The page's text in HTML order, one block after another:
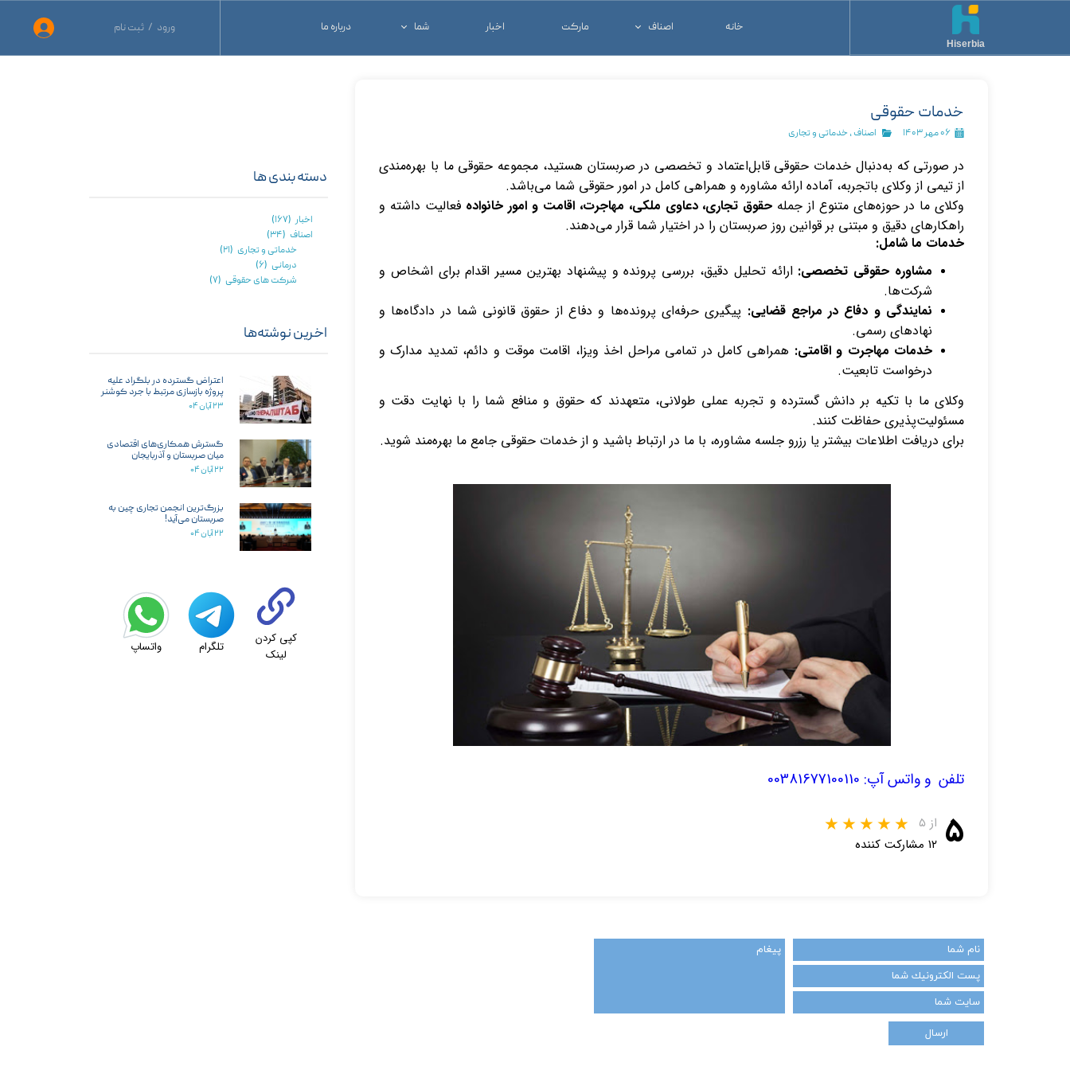
ورود / ثبت نام
حساب کاربری من
خانه اصناف مارکت اخبار شما درباره ما
Hiserbia
خدمات حقوقی
۰۶ مهر ۱۴۰۳ اصناف،خدماتی و تجاری
در صورتی که به‌دنبال خدمات حقوقی قابل‌اعتماد و تخصصی در صربستان هستید، مجموعه حقوقی ما با بهره‌مندی
از تیمی از وکلای باتجربه، آماده ارائه مشاوره و همراهی کامل در امور حقوقی شما می‌باشد.
وکلای ما در حوزه‌های متنوع از جمله حقوق تجاری، دعاوی ملکی، مهاجرت، اقامت و امور خانواده فعالیت داشته و
راهکارهای دقیق و مبتنی بر قوانین روز صربستان را در اختیار شما قرار می‌دهند.
خدمات ما شامل:
مشاوره حقوقی تخصصی: ارائه تحلیل دقیق، بررسی پرونده و پیشنهاد بهترین مسیر اقدام برای اشخاص و
شرکت‌ها.
نمایندگی و دفاع در مراجع قضایی: پیگیری حرفه‌ای پرونده‌ها و دفاع از حقوق قانونی شما در دادگاه‌ها و
نهادهای رسمی.
خدمات مهاجرت و اقامتی: همراهی کامل در تمامی مراحل اخذ ویزا، اقامت موقت و دائم، تمدید مدارک و
درخواست تابعیت.
وکلای ما با تکیه بر دانش گسترده و تجربه عملی طولانی، متعهدند که حقوق و منافع شما را با نهایت دقت و
مسئولیت‌پذیری حفاظت کنند.
برای دریافت اطلاعات بیشتر یا رزرو جلسه مشاوره، با ما در ارتباط باشید و از خدمات حقوقی جامع ما بهره‌مند شوید.
تلفن و واتس آپ: 00381677100110
۵ از ۵
۱۲ مشارکت کننده
دسته بندی ها
اخبار (۱۶۷)
اصناف (۳۴)
خدماتی و تجاری (۲۱)
درمانی (۶)
شرکت های حقوقی (۷)
اخرین نوشته‌ها
اعتراض گسترده در بلگراد علیه
پروژه بازسازی مرتبط با جرد کوشنر
۲۳ آبان ۰۴
گسترش همکاری‌های اقتصادی
میان صربستان و آذربایجان
۲۲ آبان ۰۴
بزرگ‌ترین انجمن تجاری چین به
صربستان می‌آید!
۲۲ آبان ۰۴
کپی کردن
لینک
تلگرام واتساپ
ارسال